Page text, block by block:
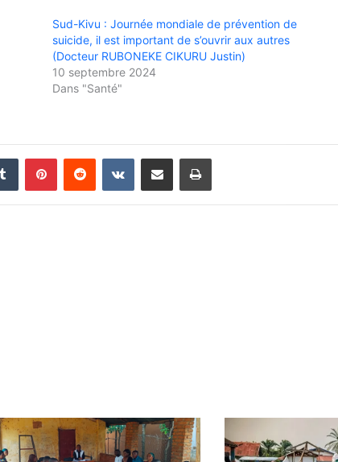
Sud-Kivu : Journée mondiale de prévention de
suicide, il est important de s’ouvrir aux autres
(Docteur RUBONEKE CIKURU Justin)
10 septembre 2024
Dans "Santé"